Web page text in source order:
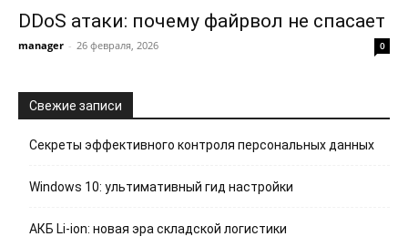
DDoS атаки: почему файрвол не спасает
manager - 26 февраля, 2026 0
Свежие записи
Секреты эффективного контроля персональных данных
Windows 10: ультимативный гид настройки
АКБ Li-ion: новая эра складской логистики